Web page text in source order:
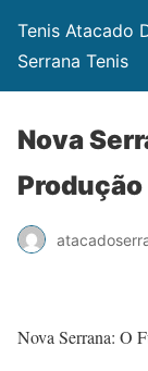
Tenis Atacado
Serrana Tenis
Nova
Nova Serrana: O